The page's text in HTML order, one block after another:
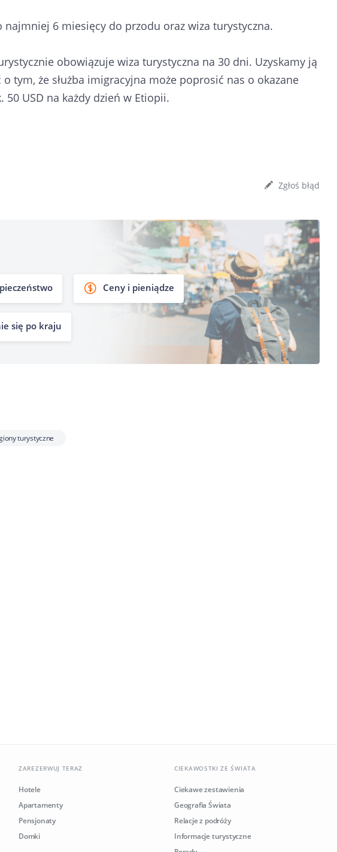
6 miesięcy do przodu oraz wiza turystyczna.
obowiązuje wiza turystyczna na 30 dni. Uzyskamy ją
tym, że służba imigracyjna może poprosić nas o okazane
USD na każdy dzień w Etiopii.
Zgłoś błąd
Ceny i pieniądze
się po kraju
turystyczne
ZAREZERWUJ TERAZ
Hotele
Apartamenty
Pensjonaty
Domki
CIEKAWOSTKI ZE ŚWIATA
Ciekawe zestawienia
Geografia Świata
Relacje z podróży
Informacje turystyczne